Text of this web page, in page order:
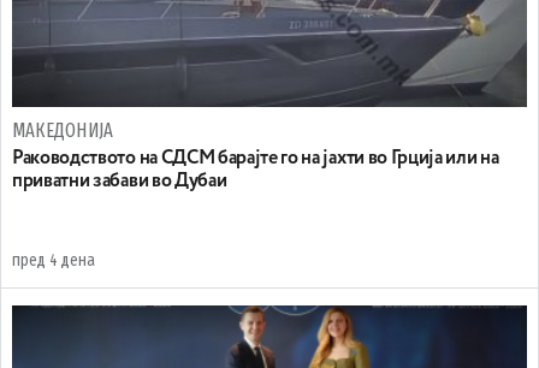
МАКЕДОНИЈА
Раководството на СДСМ барајте го на јахти во Грција или на
приватни забави во Дубаи
пред 4 дена